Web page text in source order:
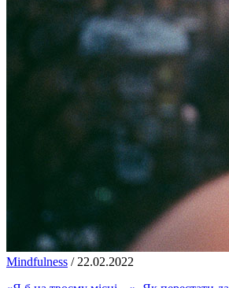
Mindfulness / 22.02.2022